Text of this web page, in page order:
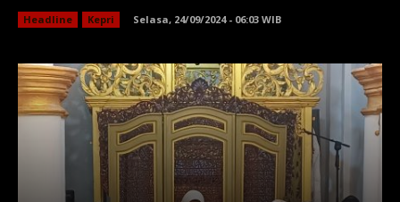
Headline Kepri Selasa, 24/09/2024 - 06:03 WIB